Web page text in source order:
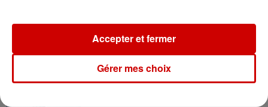
Le Duel - Gagnez votre balade
Gérer mes choix
Accepter et fermer